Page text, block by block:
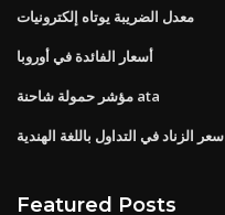
معدل الضريبة يوتاه إلكترونيات
أسعار الفائدة في أوروبا
مؤشر حمولة شاحنة ata
سعر الزناد في التداول باللغة الهندية
Featured Posts